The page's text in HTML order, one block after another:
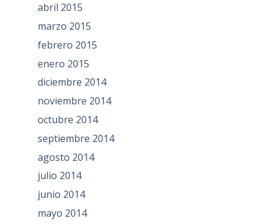
abril 2015
marzo 2015
febrero 2015
enero 2015
diciembre 2014
noviembre 2014
octubre 2014
septiembre 2014
agosto 2014
julio 2014
junio 2014
mayo 2014